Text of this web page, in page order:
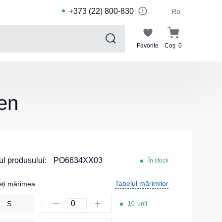
+373 (22) 800-830 Ro
Favorite Coș 0
Pantaloni scurți și leggings sport
Kituri pentru echipe
produsului: PO6634XX03 În stock
mărimea Tabelul mărimilor
S 10 unit.